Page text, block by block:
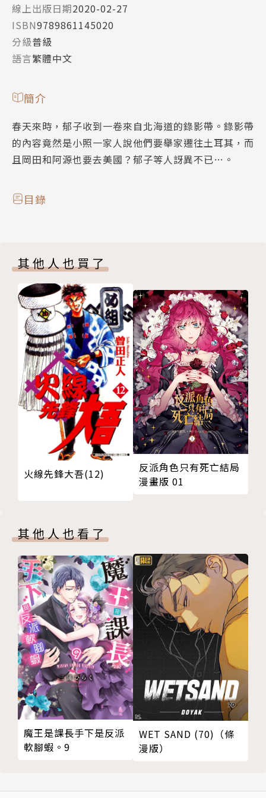
線上出版日期2020-02-27
ISBN9789861145020
分級普級
語言繁體中文
簡介
春天來時，郁子收到一卷來自北海道的錄影帶。錄影帶
的內容竟然是小照一家人說他們要舉家遷往土耳其，而
且岡田和阿源也要去美國？郁子等人訝異不已…。
目錄
其他人也買了
火線先鋒大吾(12)
反派角色只有死亡結局
漫畫版 01
其他人也看了
魔王是課長手下是反派
軟腳蝦。9
WET SAND (70)（條
漫版）